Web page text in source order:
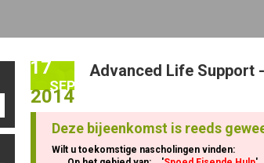
17
SEP
2014
Advanced Life Support
Deze bijeenkomst is reeds
Wilt u toekomstige nascholingen vinden: